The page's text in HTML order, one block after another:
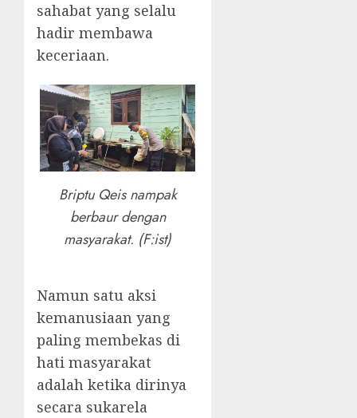
sahabat yang selalu
hadir membawa
keceriaan.
Briptu Qeis nampak
berbaur dengan
masyarakat. (F:ist)
Namun satu aksi
kemanusiaan yang
paling membekas di
hati masyarakat
adalah ketika dirinya
secara sukarela